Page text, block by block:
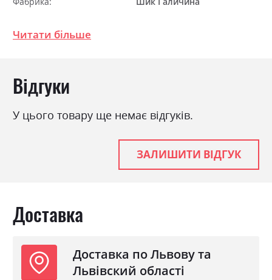
спальне місце
Ніша для білизни
Спальне місце
160х200
так
Читати більше
Відгуки
У цього товару ще немає відгуків.
ЗАЛИШИТИ ВІДГУК
Доставка
Доставка по Львову та
Львівский області